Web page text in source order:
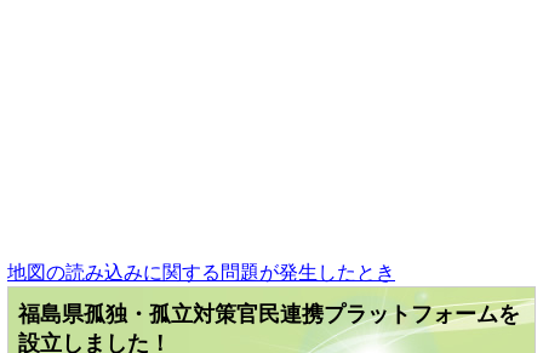
地図の読み込みに関する問題が発生したとき
福島県孤独・孤立対策官民連携プラットフォームを
設立しました！